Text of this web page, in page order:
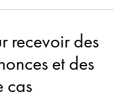
recevoir des
et des
cas